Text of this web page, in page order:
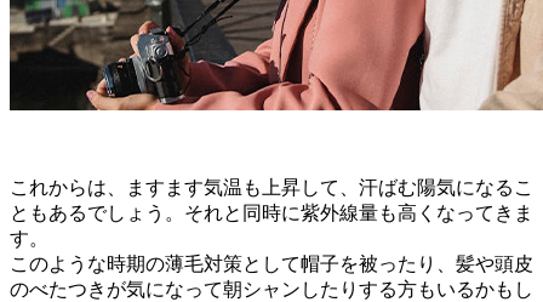
これからは、ますます気温も上昇して、汗ばむ陽気になるこ
ともあるでしょう。それと同時に紫外線量も高くなってきま
す。
このような時期の薄毛対策として帽子を被ったり、髪や頭皮
のべたつきが気になって朝シャンしたりする方もいるかもし